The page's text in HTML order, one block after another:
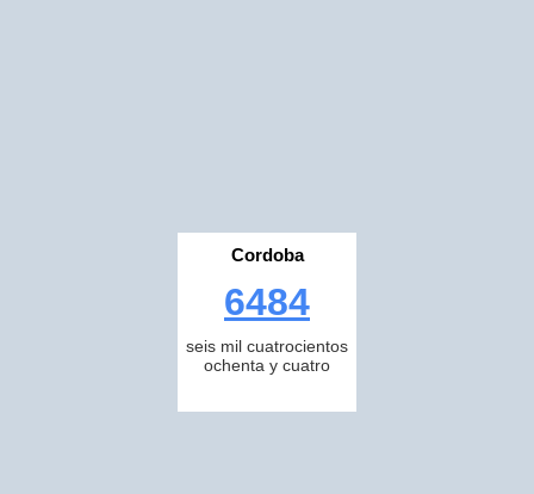
Cordoba
6484
seis mil cuatrocientos
ochenta y cuatro